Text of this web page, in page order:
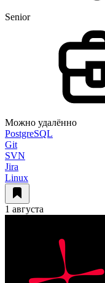
Senior
Можно удалённо
PostgreSQL
Git
SVN
Jira
Linux
1 августа